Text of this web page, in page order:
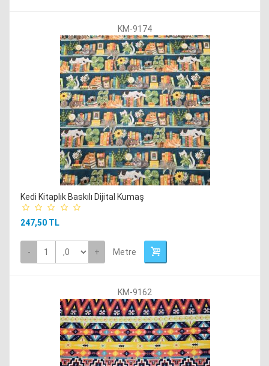
KM-9174
Kedi Kitaplık Baskılı Dijital Kumaş
247,50 TL
- + Metre
KM-9162